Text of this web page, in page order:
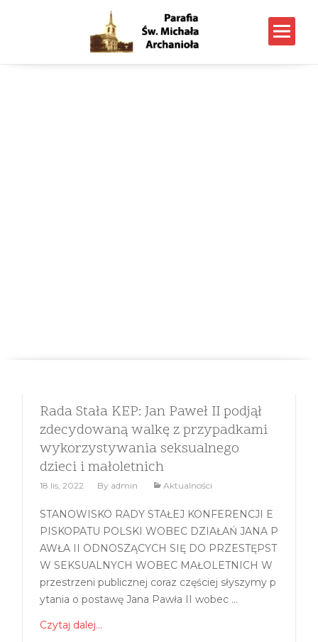
Rada Stała KEP: Jan Paweł II podjął
zdecydowaną walkę z przypadkami
wykorzystywania seksualnego
dzieci i małoletnich
18 lis, 2022 By admin Aktualności
STANOWISKO RADY STAŁEJ KONFERENCJI E
PISKOPATU POLSKI WOBEC DZIAŁAŃ JANA P
AWŁA II ODNOSZĄCYCH SIĘ DO PRZESTĘPST
W SEKSUALNYCH WOBEC MAŁOLETNICH W
przestrzeni publicznej coraz częściej słyszymy p
ytania o postawę Jana Pawła II wobec ...
Czytaj dalej...